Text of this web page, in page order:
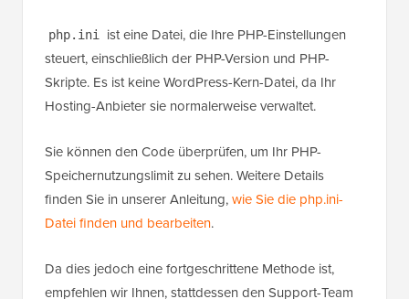
php.ini
ist eine Datei, die Ihre PHP-Einstellungen
steuert, einschließlich der PHP-Version und PHP-
Skripte. Es ist keine WordPress-Kern-Datei, da Ihr
Hosting-Anbieter sie normalerweise verwaltet.
Sie können den Code überprüfen, um Ihr PHP-
Speichernutzungslimit zu sehen. Weitere Details
finden Sie in unserer Anleitung,wie Sie die php.ini-
Datei finden und bearbeiten.
Da dies jedoch eine fortgeschrittene Methode ist,
empfehlen wir Ihnen, stattdessen den Support-Team